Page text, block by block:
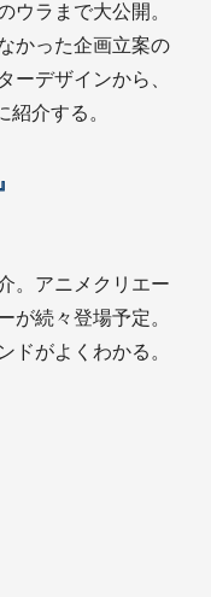
ウラまで大公開。
かった企画立案の
ーデザインから、
介する。
。アニメクリエー
が続々登場予定。
ドがよくわかる。